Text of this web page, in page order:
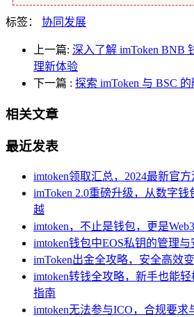
标签： 协同发展
上一篇: 深入了解 imToken BNB
理新体验
下一篇 : 探索 imToken 与 BSC
相关文章
最近发表
imtoken领取汇总，2024最新官
imToken 2.0重磅升级，从数字
越
imtoken，不止是钱包，更是
imtoken钱包中EOS私钥的管理与
imToken出金全攻略，安全高效
imtoken转钱全攻略，新手也能
指南
imtoken无法参与ICO，合规要